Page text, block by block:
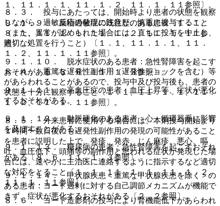
１、１１．１．１、１１．１．２、１１．１．１１参照〕。
９．１．９． 薬物過敏症の既往歴のある患者〔１．１、
８．１、１１．１．１、１１．１．２、１１．１．１１参
照〕。
９．１．１０． 脱水症状のある患者：急性腎障害を起こす
おそれがある〔８．６、１１．１．３参照〕。
９．１．１１． 高血圧症の患者：血圧上昇等、症状が悪化
するおそれがある。
９．１．１２． 動脈硬化のある患者：心・循環器系に影響
を及ぼすことがある。
９．１．１３． 糖尿病の患者：急性腎障害を起こすおそれ
がある〔８．６、１１．１．３参照〕。
９．１．１４． 甲状腺疾患＜重篤な甲状腺疾患を除く＞の
ある患者：ヨード過剰に対する自己調節メカニズムが機能で
きず、症状が悪化するおそれがある〔２．２参照〕。
８．３． 投与にあたっては、開始時より患者の状態を観察
しながら、過敏反応の発現に注意し、慎重に投与すること
（また、異常が認められた場合には、直ちに投与を中止し、
適切な処置を行うこと）〔１．１、１１．１．１、１１．
１．２、１１．１．１１参照〕。
８．４． 重篤な遅発性副作用（遅発性ショックを含む）等
があらわれることがあるので、投与中及び投与後も、患者の
状態を十分に観察すること〔１．１、１１．１．１、１１．
１．２、１１．１．１１参照〕。
８．５． 外来患者に使用する場合には、本剤投与開始より
１時間〜数日後にも遅発性副作用の発現の可能性があること
を患者に説明した上で、発疹、発赤、じん麻疹、悪心、嘔
吐、血圧低下、頭痛等の副作用と思われる症状が発現した場
合には、速やかに主治医に連絡するように指示するなど適切
な対応をとること〔１．１、１１．１．１、１１．１．２、
１１．１．１１参照〕。
８．６． ヨード造影剤の投与により腎機能低下があらわれ